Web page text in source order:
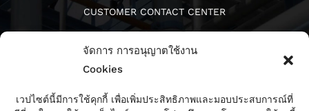
จัดการ การอนุญาตใช้งาน
Cookies
เวปไซต์นี้มีการใช้คุกกี้ เพื่อเพิ่มประสิทธิภาพและมอบประสบการณ์ที่
CUSTOMER CONTACT CENTER